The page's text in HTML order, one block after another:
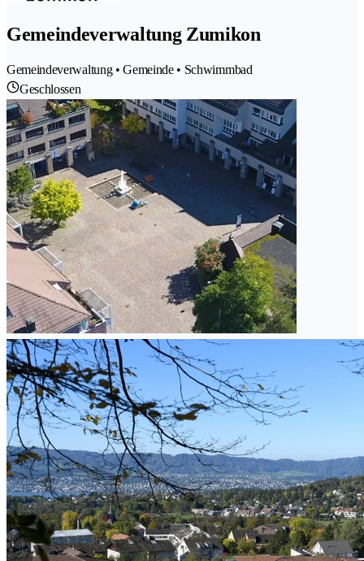
Gemeindeverwaltung Zumikon
Gemeindeverwaltung • Gemeinde • Schwimmbad
Geschlossen